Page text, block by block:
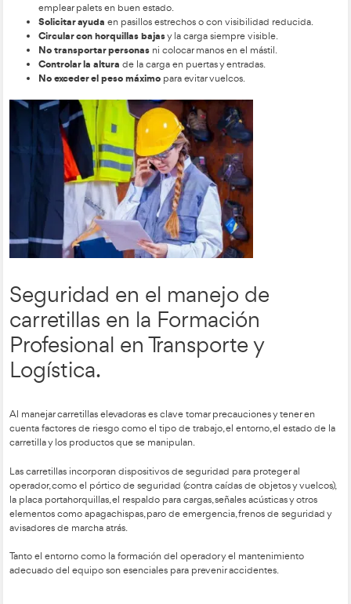
Las carretillas elevadorastienen características específicas
unmanejo y formación especializada. Para garantizar su
uso , deben seguirse normas clave como:
Uso obligatorio deEPI(casco, calzado, guantes, etc.).
Revisar el estadode la carretilla antes de usarla.
Usar siempre el cinturónde seguridad.
Mantener lavelocidad controladay reducirla en
Evitar riesgoscomo obstáculos o sobrecargas.
Apilar cargas correctamente, no usar las horquillas
emplear palets en buen estado.
Solicitar ayuda en pasillos estrechos o con
Circular con horquillas bajasy la carga siempre
Controlar la alturade la carga en puertas y entradas.
No exceder el peso máximo para evitar vuelcos.